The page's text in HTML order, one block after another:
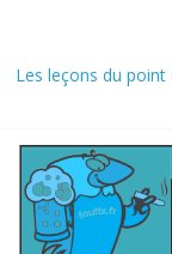
Les leçons du point
Le football italien
La FIFA veut
privés, la planète
Les curiosités de la
L’Inde et la Chine,